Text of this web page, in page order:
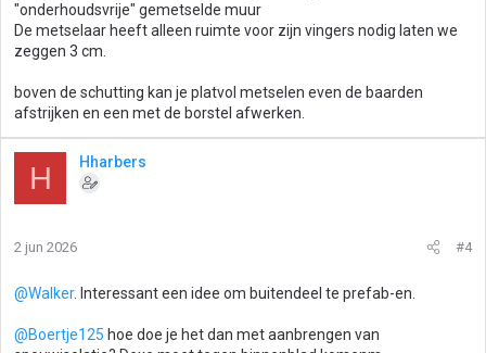
"onderhoudsvrije" gemetselde muur
De metselaar heeft alleen ruimte voor zijn vingers nodig laten we
zeggen 3 cm.
boven de schutting kan je platvol metselen even de baarden
afstrijken en een met de borstel afwerken.
H Hharbers
2 jun 2026 #4
@Walker. Interessant een idee om buitendeel te prefab-en.
@Boertje125 hoe doe je het dan met aanbrengen van